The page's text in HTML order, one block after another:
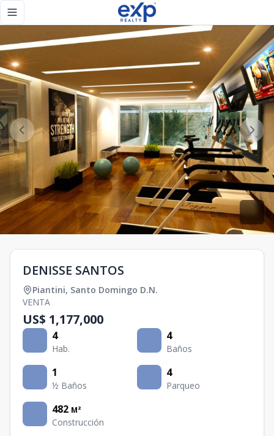
Toggle navigation menu
DENISSE SANTOS
Piantini, Santo Domingo D.N.
VENTA
US$ 1,177,000
4
Hab.
4
Baños
1
½ Baños
4
Parqueo
482 M²
Construcción
DENISSE SANTOS - eXp Realty República Dominicana